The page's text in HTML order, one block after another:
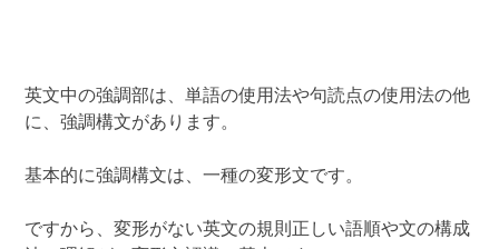
英文中の強調部は、単語の使用法や句読点の使用法の他
に、強調構文があります。
基本的に強調構文は、一種の変形文です。
ですから、変形がない英文の規則正しい語順や文の構成